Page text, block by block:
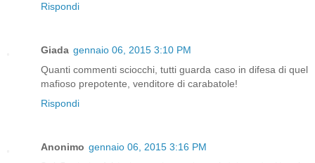
Rispondi
Giada gennaio 06, 2015 3:10 PM
Quanti commenti sciocchi, tutti guarda caso in difesa di quel
mafioso prepotente, venditore di carabatole!
Rispondi
Anonimo gennaio 06, 2015 3:16 PM